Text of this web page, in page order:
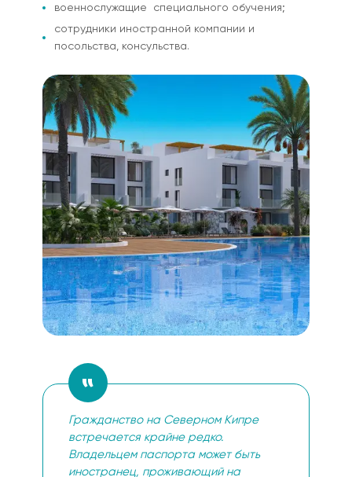
военнослужащие специального обучения;
сотрудники иностранной компании и
посольства, консульства.
Гражданство на Северном Кипре
встречается крайне редко.
Владельцем паспорта может быть
иностранец, проживающий на